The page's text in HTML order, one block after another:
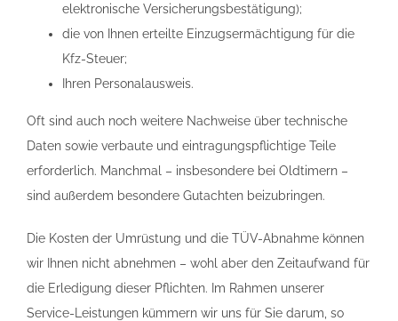
elektronische Versicherungsbestätigung);
die von Ihnen erteilte Einzugsermächtigung für die
Kfz-Steuer;
Ihren Personalausweis.
Oft sind auch noch weitere Nachweise über technische
Daten sowie verbaute und eintragungspflichtige Teile
erforderlich. Manchmal – insbesondere bei Oldtimern –
sind außerdem besondere Gutachten beizubringen.
Die Kosten der Umrüstung und die TÜV-Abnahme können
wir Ihnen nicht abnehmen – wohl aber den Zeitaufwand für
die Erledigung dieser Pflichten. Im Rahmen unserer
Service-Leistungen kümmern wir uns für Sie darum, so